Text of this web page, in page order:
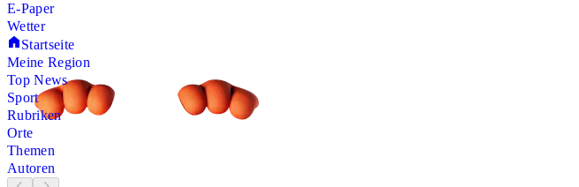
E-Paper
Wetter
Startseite
Meine Region
Top News
Sport
Rubriken
Orte
Themen
Autoren